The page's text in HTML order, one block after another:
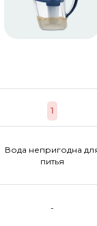
1
Вода непригодна
питья
-